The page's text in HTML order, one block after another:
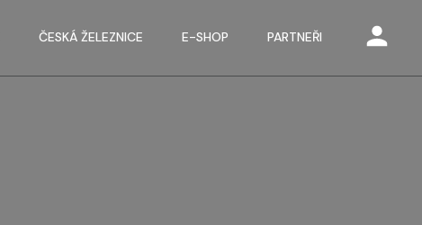
ČESKÁ ŽELEZNICE E-SHOP PARTNEŘI